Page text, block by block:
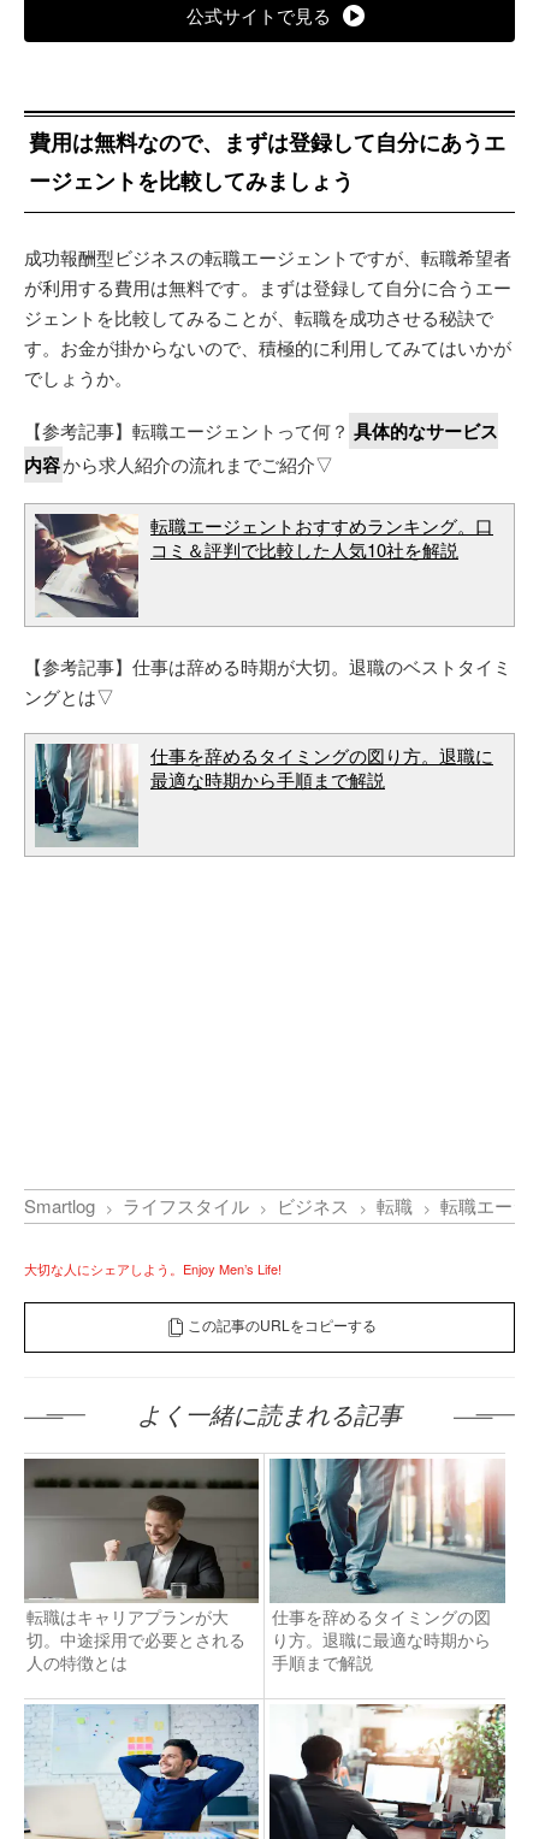
公式サイトで見る
費用は無料なので、まずは登録して自分にあうエ
ージェントを比較してみましょう
成功報酬型ビジネスの転職エージェントですが、転職希望者
が利用する費用は無料です。まずは登録して自分に合うエー
ジェントを比較してみることが、転職を成功させる秘訣で
す。お金が掛からないので、積極的に利用してみてはいかが
でしょうか。
【参考記事】転職エージェントって何？ 具体的なサービス
内容から求人紹介の流れまでご紹介▽
転職エージェントおすすめランキング。口
コミ＆評判で比較した人気10社を解説
【参考記事】仕事は辞める時期が大切。退職のベストタイミ
ングとは▽
仕事を辞めるタイミングの図り方。退職に
最適な時期から手順まで解説
Smartlog ライフスタイル ビジネス 転職 転職エージ
大切な人にシェアしよう。Enjoy Men’s Life!
この記事のURLをコピーする
よく一緒に読まれる記事
転職はキャリアプランが大
切。中途採用で必要とされる
人の特徴とは
仕事を辞めるタイミングの図
り方。退職に最適な時期から
手順まで解説